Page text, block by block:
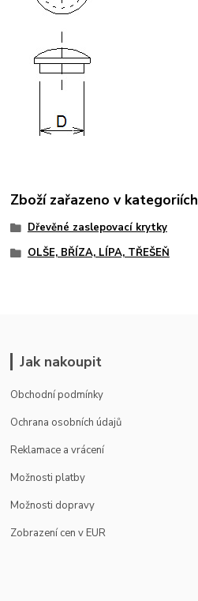
Zboží zařazeno v kategoriích
Dřevěné zaslepovací krytky
OLŠE, BŘÍZA, LÍPA, TŘEŠEŇ
Jak nakoupit
Obchodní podmínky
Ochrana osobních údajů
Reklamace a vrácení
Možnosti platby
Možnosti dopravy
Zobrazení cen v EUR